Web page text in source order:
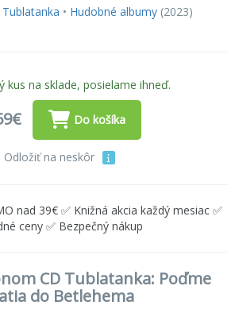
Tublatanka • Hudobné albumy(2023)
kus na sklade, posielame ihneď.
Do košíka
Odložiť na neskôr
nad 39€ ✅ Knižná akcia každý mesiac ✅
ceny ✅ Bezpečný nákup
CD Tublatanka: Poďme
do Betlehema